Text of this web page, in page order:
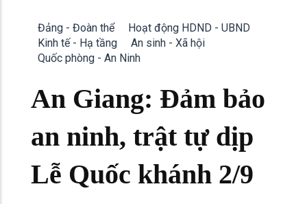
Đảng - Đoàn thể
Hoạt động HDND - UBND
Kinh tế - Hạ tầng
An sinh - Xã hội
Quốc phòng - An Ninh
An Giang: Đảm bảo
an ninh, trật tự dịp
Lễ Quốc khánh 2/9